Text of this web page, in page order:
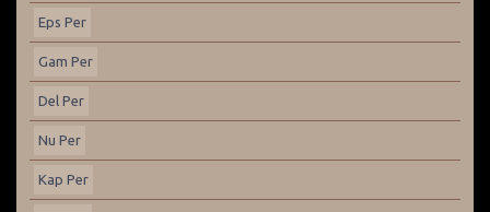
Eps Per
Gam Per
Del Per
Nu Per
Kap Per